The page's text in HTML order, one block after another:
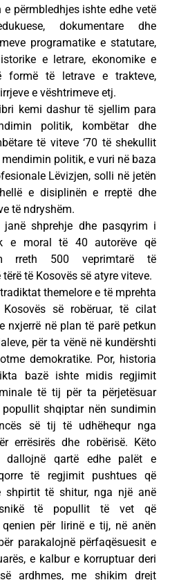
përmbledhjes ishte edhe vetë
dokumentare dhe
programatike e statutare,
e letrare, ekonomike e
formë të letrave e trakteve,
e vështrimeve etj.
kemi dashur të sjellim para
politik, kombëtar dhe
të viteve ‘70 të shekullit
politik, e vuri në baza
Lëvizjen, solli në jetën
e disiplinën e rreptë dhe
të ndryshëm.
janë shprehje dhe pasqyrim i
e moral të 40 autorëve që
rreth 500 veprimtarë të
të Kosovës së atyre viteve.
themelore e të mprehta
së robëruar, të cilat
nxjerrë në plan të parë petkun
për ta vënë në kundërshti
demokratike. Por, historia
bazë ishte midis regjimit
të tij për ta përjetësuar
shqiptar nën sundimin
së tij të udhëhequr nga
errësirës dhe robërisë. Këto
dallojnë qartë edhe palët e
të regjimit pushtues që
shpirtit të shitur, nga një anë
të popullit të vet që
për lirinë e tij, në anën
parakalojnë përfaqësuesit e
e kalbur e korruptuar deri
ardhmes, me shikim drejt